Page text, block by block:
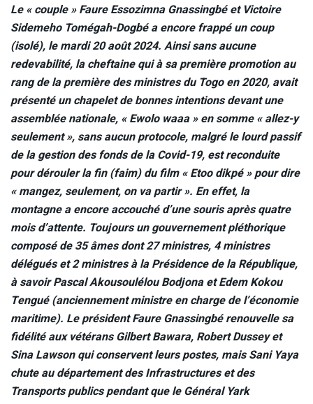
Le « couple » Faure Essozimna Gnassingbé et Victoire
Sidemeho Tomégah-Dogbé a encore frappé un coup
(isolé), le mardi 20 août 2024. Ainsi sans aucune
redevabilité, la cheftaine qui à sa première promotion au
rang de la première des ministres du Togo en 2020, avait
présenté un chapelet de bonnes intentions devant une
assemblée nationale, « Ewolo waaa » en somme « allez-y
seulement », sans aucun protocole, malgré le lourd passif
de la gestion des fonds de la Covid-19, est reconduite
pour dérouler la fin (faim) du film « Etoo dikpé » pour dire
« mangez, seulement, on va partir ». En effet, la
montagne a encore accouché d’une souris après quatre
mois d’attente. Toujours un gouvernement pléthorique
composé de 35 âmes dont 27 ministres, 4 ministres
délégués et 2 ministres à la Présidence de la République,
à savoir Pascal Akousoulélou Bodjona et Edem Kokou
Tengué (anciennement ministre en charge de l’économie
maritime). Le président Faure Gnassingbé renouvelle sa
fidélité aux vétérans Gilbert Bawara, Robert Dussey et
Sina Lawson qui conservent leurs postes, mais Sani Yaya
chute au département des Infrastructures et des
Transports publics pendant que le Général Yark